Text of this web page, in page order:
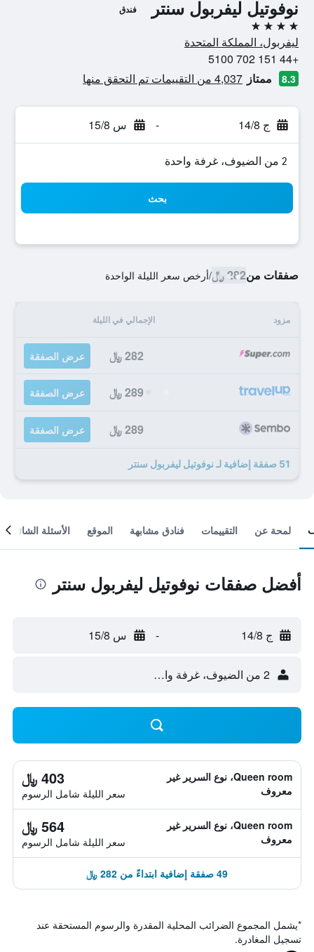
نوفوتيل ليفربول سنتر فندق
4 نجوم
ليفربول، المملكة المتحدة
+44 151 702 5100
8.3 ممتاز 4,037 من التقييمات تم التحقق منها
ج 14/8 - س 15/8
2 من الضيوف، غرفة واحدة
بحث
صفقات من282 ﷼ /أرخص سعر الليلة الواحدة
مزود الإجمالي في الليلة
282 ﷼ عرض الصفقة
289 ﷼ عرض الصفقة
289 ﷼ عرض الصفقة
51 صفقة إضافية لـ نوفوتيل ليفربول سنتر
لمحة عن التقييمات فنادق مشابهة الموقع الأسئلة الشائعة
أفضل صفقات نوفوتيل ليفربول سنتر
ج 14/8 - س 15/8
2 من الضيوف، غرفة واحدة
Queen room، نوع السرير غير
معروف
403 ﷼
سعر الليلة شامل الرسوم
Queen room، نوع السرير غير
معروف
564 ﷼
سعر الليلة شامل الرسوم
49 صفقة إضافية ابتداءً من 282 ﷼
*يشمل المجموع الضرائب المحلية المقدرة والرسوم المستحقة عند
تسجيل المغادرة.